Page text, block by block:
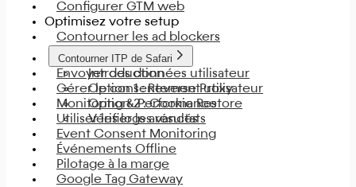
Configurer GTM web
Optimisez votre setup
Contourner les ad blockers
Contourner ITP de Safari
Introduction
Option 1 : Reverse Proxy
Option 2 : Cookie Restore
Vérifier les résultats
Envoyer des données utilisateur
Gérer le consentement utilisateur
Monitoring & Performance
Utiliser les logs avancés
Event Consent Monitoring
Événements Offline
Pilotage à la marge
Google Tag Gateway